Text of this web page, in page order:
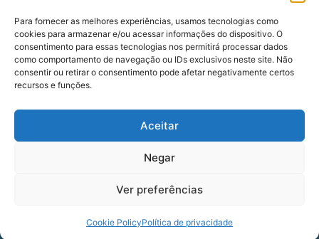
Para fornecer as melhores experiências, usamos tecnologias como
cookies para armazenar e/ou acessar informações do dispositivo. O
consentimento para essas tecnologias nos permitirá processar dados
como comportamento de navegação ou IDs exclusivos neste site. Não
consentir ou retirar o consentimento pode afetar negativamente certos
recursos e funções.
Aceitar
Negar
Ver preferências
Cookie PolicyPolítica de privacidade
E-mail: alagoasbrasilnoticias@gmail.com
Telefone: (82) 9 9691-0391 (Whatsapp)
Responsável Técnico: Crysthyan Carlos
Rua do Sau - Centro - Anadia - AL - CEP:
© 2022 - 2026 Alagoas Brasil Notícias. Todos os
direitos reservados.
fiveagência